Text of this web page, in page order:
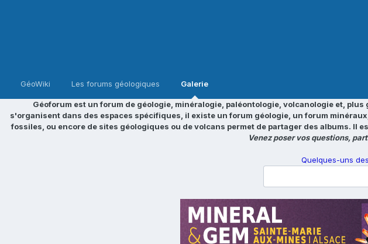
GéoWiki Les forums géologiques Galerie
Géoforum est un forum de géologie, minéralogie, paléontologie, volcanologie et,
s'organisent dans des espaces spécifiques, il existe un forum géologie, un forum
fossiles, ou encore de sites géologiques ou de volcans permet de partager des albums. Il
Venez poser vos questions,
Quelques-uns